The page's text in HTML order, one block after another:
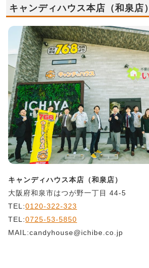
キャンディハウス本店（和泉店）
キャンディハウス本店（和泉店）
大阪府和泉市はつが野一丁目 44-5
TEL:0120-322-323
TEL:0725-53-5850
MAIL:candyhouse@ichibe.co.jp